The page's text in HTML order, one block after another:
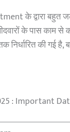
के द्वारा बहुत
के पास काम से
निर्धारित की गई
: Important